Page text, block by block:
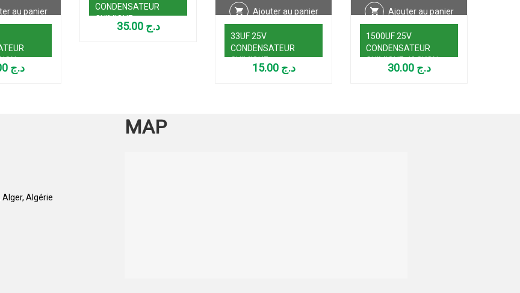
au panier
د.ج 35.00
CONDENSATEUR
CHIMIQUE
د.ج 35.00
Ajouter au panier
33UF 25V
CONDENSATEUR
CHIMIQUE
د.ج 15.00
Ajouter au panier
1500UF 25V
CONDENSATEUR
CHIMIQUE JACKON
TAIWAN 13X21د.ج 30.00
Algérie
MAP